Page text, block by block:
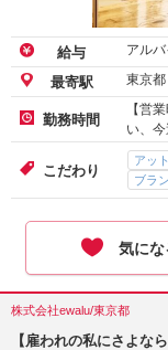
給与 アル
最寄駅 東京
勤務時間
【営業時
い、
こだわり
アッ
ブラ
気にな
株式会社ewalu/東京都
【雇われの私にさよ